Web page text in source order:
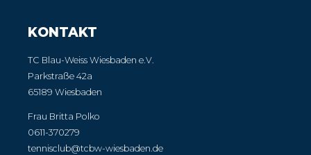
KONTAKT
TC Blau-Weiss Wiesbaden e.V.
Parkstraße 42a
65189 Wiesbaden
Frau Britta Polko
0611-370279
tennisclub@tcbw-wiesbaden.de